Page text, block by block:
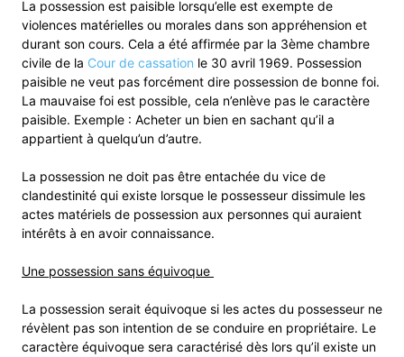
La possession est paisible lorsqu’elle est exempte de
violences matérielles ou morales dans son appréhension et
durant son cours. Cela a été affirmée par la 3ème chambre
civile de la Cour de cassation le 30 avril 1969. Possession
paisible ne veut pas forcément dire possession de bonne foi.
La mauvaise foi est possible, cela n’enlève pas le caractère
paisible. Exemple : Acheter un bien en sachant qu’il a
appartient à quelqu’un d’autre.
La possession ne doit pas être entachée du vice de
clandestinité qui existe lorsque le possesseur dissimule les
actes matériels de possession aux personnes qui auraient
intérêts à en avoir connaissance.
Une possession sans équivoque
La possession serait équivoque si les actes du possesseur ne
révèlent pas son intention de se conduire en propriétaire. Le
caractère équivoque sera caractérisé dès lors qu’il existe un